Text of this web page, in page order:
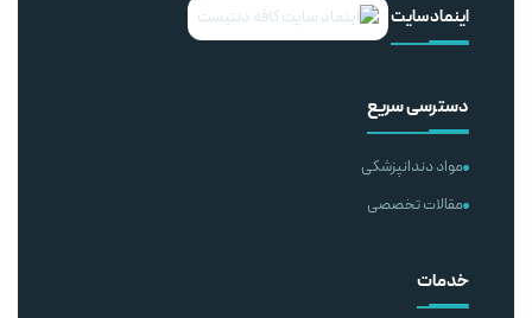
اینماد سایت
دسترسی سریع
مواد دندانپزشکی
مقالات تخصصی
خدمات